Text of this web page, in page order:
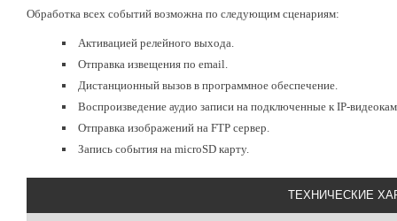
Обработка всех событий возможна по следующим сценариям:
Активацией релейного выхода.
Отправка извещения по email.
Дистанционный вызов в программное обеспечение.
Воспроизведение аудио записи на подключенные к IP-
Отправка изображений на FTP сервер.
Запись события на microSD карту.
ТЕХНИЧЕСКИЕ